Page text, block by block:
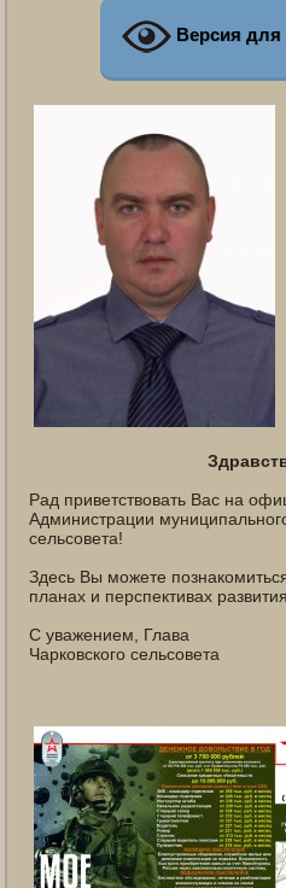
Версия
Рад приветствовать Вас на
Администрации
сельсовета!
Здесь Вы можете
планах и перспективах
С уважением, Глава
Чарковского сельсовета